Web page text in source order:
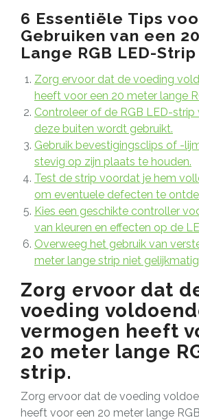
6 Essentiële Tips
Gebruiken van een
Lange RGB LED-Strip
Zorg ervoor dat de voeding
heeft voor een 20 meter lange
Controleer of de RGB LED-strip
deze buiten wordt gebruikt.
Gebruik bevestigingsclips of -
stevig op zijn plaats te houden.
Test de strip voordat je hem
om eventuele defecten te
Kies een geschikte controller
van kleuren en effecten op de
Overweeg het gebruik van
meter lange strip niet
Zorg ervoor dat
voeding
vermogen heeft
20 meter lange
strip.
Zorg ervoor dat de voeding
heeft voor een 20 meter lange